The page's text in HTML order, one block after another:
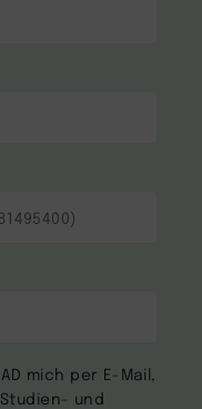
mich per E-Mail,
und